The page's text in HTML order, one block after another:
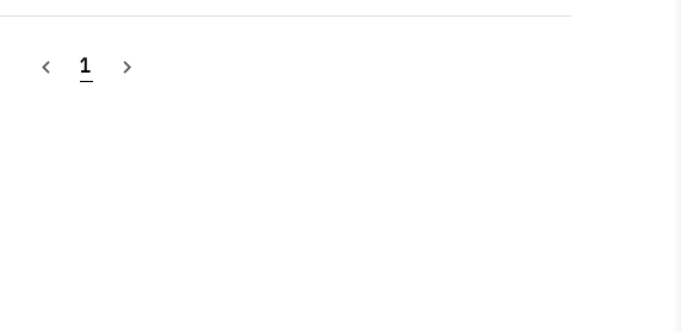
된 암기가 임계 암기보다 길어야 개화 (암기 중간에 빛
navigate_before 1 navigate_next